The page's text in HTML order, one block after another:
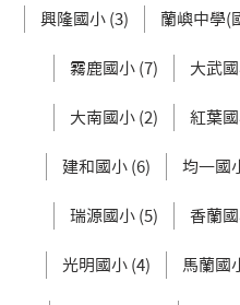
興隆國小 (3) 蘭嶼中學(
霧鹿國小 (7) 大武
大南國小 (2) 紅葉
建和國小 (6) 均一國
瑞源國小 (5) 香蘭
光明國小 (4) 馬蘭國